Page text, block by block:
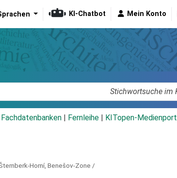
KI-Chatbot Mein Konto
Fachdatenbanken Fernleihe KITopen-
Horní, Benešov-Zone /